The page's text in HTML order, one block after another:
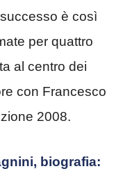
è così
per quattro
al centro dei
con Francesco
2008.
biografia: